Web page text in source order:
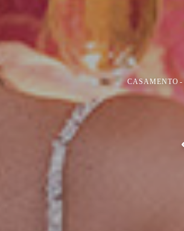
CASAMENTO